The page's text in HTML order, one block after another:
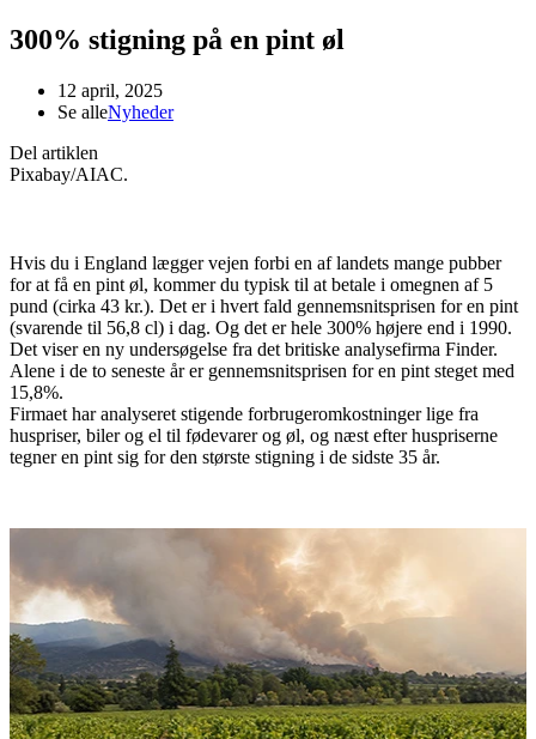
300% stigning på en pint øl
12 april, 2025
Se alleNyheder
Del artiklen
Pixabay/AIAC.
Hvis du i England lægger vejen forbi en af landets mange pubber
for at få en pint øl, kommer du typisk til at betale i omegnen af 5
pund (cirka 43 kr.). Det er i hvert fald gennemsnitsprisen for en pint
(svarende til 56,8 cl) i dag. Og det er hele 300% højere end i 1990.
Det viser en ny undersøgelse fra det britiske analysefirma Finder.
Alene i de to seneste år er gennemsnitsprisen for en pint steget med
15,8%.
Firmaet har analyseret stigende forbrugeromkostninger lige fra
huspriser, biler og el til fødevarer og øl, og næst efter huspriserne
tegner en pint sig for den største stigning i de sidste 35 år.